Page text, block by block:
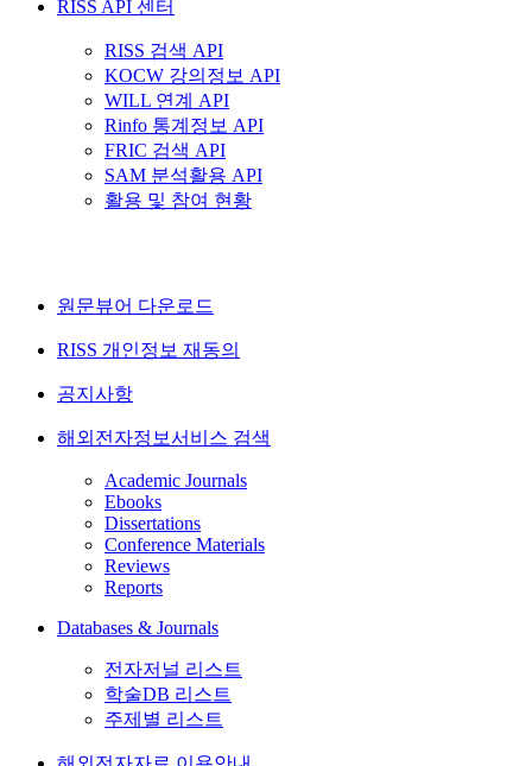
RISS API 센터
RISS 검색 API
KOCW 강의정보 API
WILL 연계 API
Rinfo 통계정보 API
FRIC 검색 API
SAM 분석활용 API
활용 및 참여 현황
원문뷰어 다운로드
RISS 개인정보 재동의
공지사항
해외전자정보서비스 검색
Academic Journals
Ebooks
Dissertations
Conference Materials
Reviews
Reports
Databases & Journals
전자저널 리스트
학술DB 리스트
주제별 리스트